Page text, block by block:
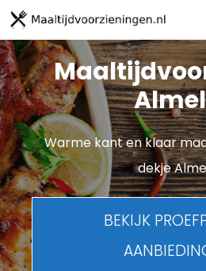
Spring
naar
inhoud
Warme kant en klaar
dekje
BEKIJK